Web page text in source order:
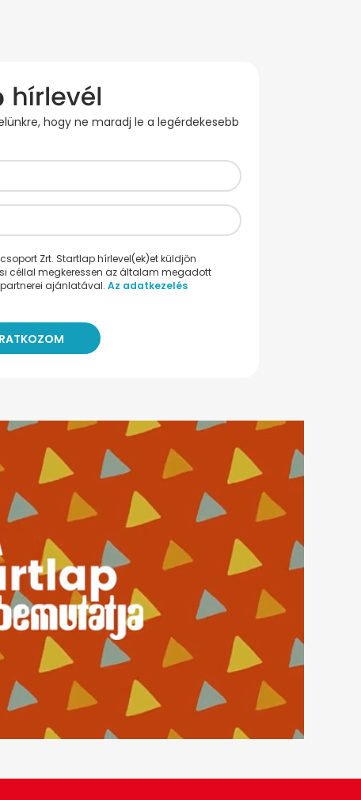
hogy ne maradj le a legérdekesebb
Zrt. Startlap hírlevel(ek)et küldjön
céllal megkeressen az általam megadott
ajánlatával. Az adatkezelés